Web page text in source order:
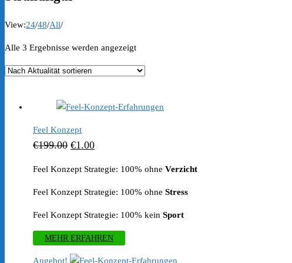
View:24/48/All/
Alle 3 Ergebnisse werden angezeigtNach
sortiert
Feel Konzept
€199.00 Ursprünglicher
war:
€199.00
€1.00Aktueller
ist:
€1.00.
Feel Konzept Strategie: 100% ohne Verzicht
Feel Konzept Strategie: 100% ohne Stress
Feel Konzept Strategie: 100% kein Sport
MEHR ERFAHREN
Angebot!